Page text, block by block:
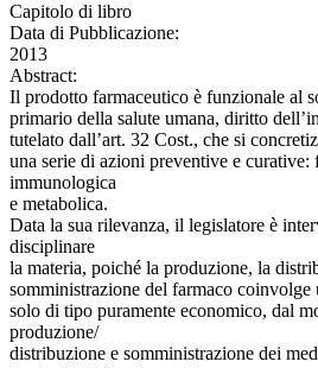
Capitolo di libro
Data di Pubblicazione:
2013
Abstract:
Il prodotto farmaceutico è funzionale al
primario della salute umana, diritto
tutelato dall’art. 32 Cost., che si
una serie di azioni preventive e curative:
immunologica
e metabolica.
Data la sua rilevanza, il legislatore è
disciplinare
la materia, poiché la produzione, la
somministrazione del farmaco coinvolge
solo di tipo puramente economico, dal
produzione/
distribuzione e somministrazione dei